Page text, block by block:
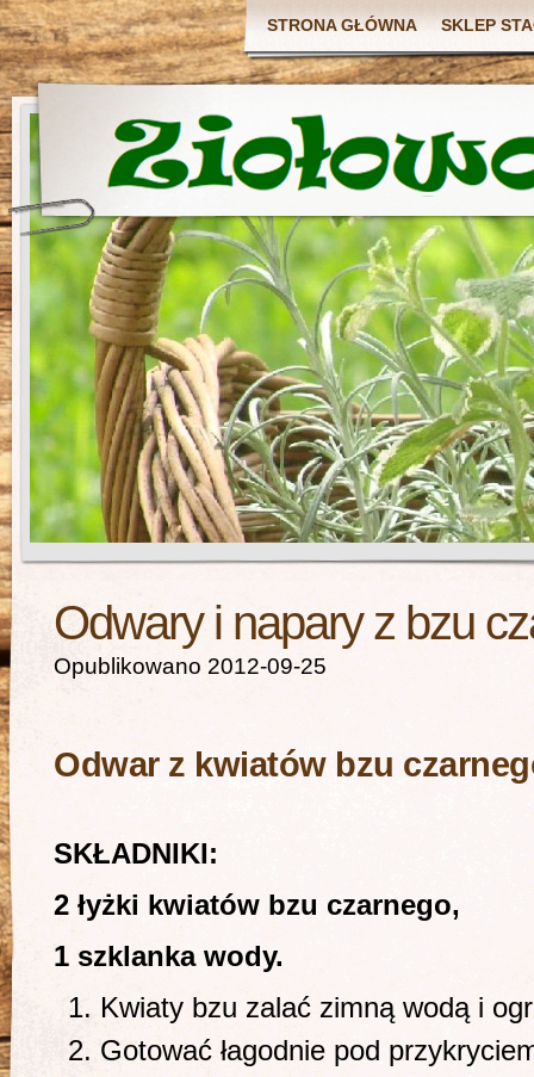
STRONA GŁÓWNA SKLEP
Odwary i napary z bzu
Opublikowano 2012-09-25
Odwar z kwiatów bzu
SKŁADNIKI:
2 łyżki kwiatów bzu czarnego,
1 szklanka wody.
Kwiaty bzu zalać zimną wodą i
Gotować łagodnie pod